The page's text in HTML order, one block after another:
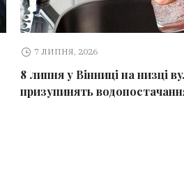
7 ЛИПНЯ, 2026
8 липня у Вінниці на низці
призупинять